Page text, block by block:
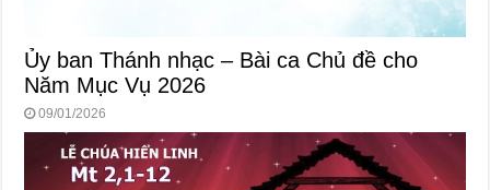
Ủy ban Thánh nhạc – Bài ca Chủ đề cho
Năm Mục Vụ 2026
09/01/2026